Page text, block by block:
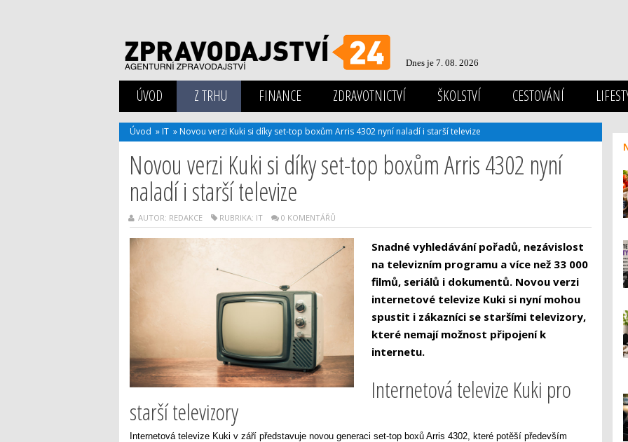
Dnes je 7. 08. 2026
ÚVOD Z TRHU FINANCE ZDRAVOTNICTVÍ ŠKOLSTVÍ CESTOVÁNÍ
Úvod » IT » Novou verzi Kuki si díky set-top boxům Arris 4302 nyní naladí i starší televize
Novou verzi Kuki si díky set-top boxům Arris 4302 nyní
naladí i starší televize
AUTOR: REDAKCE RUBRIKA: IT 0 KOMENTÁŘŮ
Snadné vyhledávání pořadů, nezávislost
na televizním programu a více než 33 000
filmů, seriálů i dokumentů. Novou verzi
internetové televize Kuki si nyní mohou
spustit i zákazníci se staršími televizory,
které nemají možnost připojení k
internetu.
Internetová televize Kuki pro
starší televizory
Internetová televize Kuki v září představuje novou generaci set-top boxů Arris 4302, které potěší především